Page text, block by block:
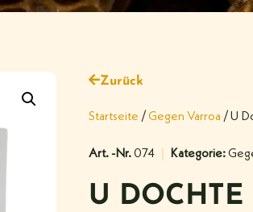
Zurück
Startseite /Gegen Varroa / U
Art. -Nr.074 Kategorie:
U DOCHTE